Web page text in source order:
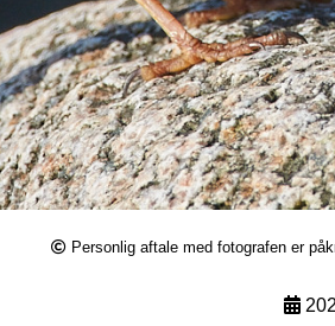
Personlig aftale med fotografen er